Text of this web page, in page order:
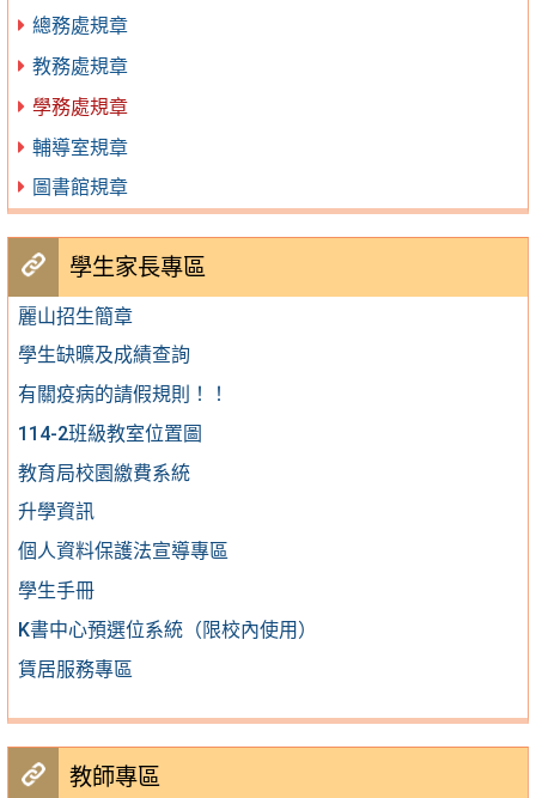
總務處規章
教務處規章
學務處規章
輔導室規章
圖書館規章
學生家長專區
麗山招生簡章
學生缺曠及成績查詢
有關疫病的請假規則！！
114-2班級教室位置圖
教育局校園繳費系統
升學資訊
個人資料保護法宣導專區
學生手冊
K書中心預選位系統（限校內使用）
賃居服務專區
教師專區